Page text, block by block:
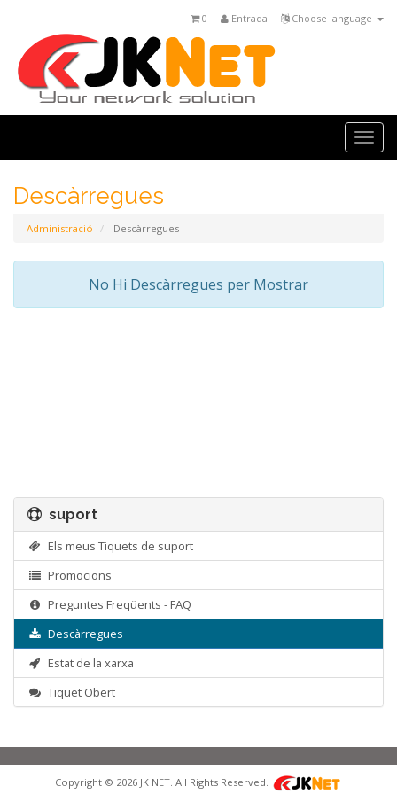
Choose language
Entrada
0
Descàrregues
Administració Descàrregues
No Hi Descàrregues per Mostrar
suport
Els meus Tiquets de suport
Promocions
Preguntes Freqüents - FAQ
Descàrregues
Estat de la xarxa
Tiquet Obert
Copyright © 2026 JK NET. All Rights Reserved.